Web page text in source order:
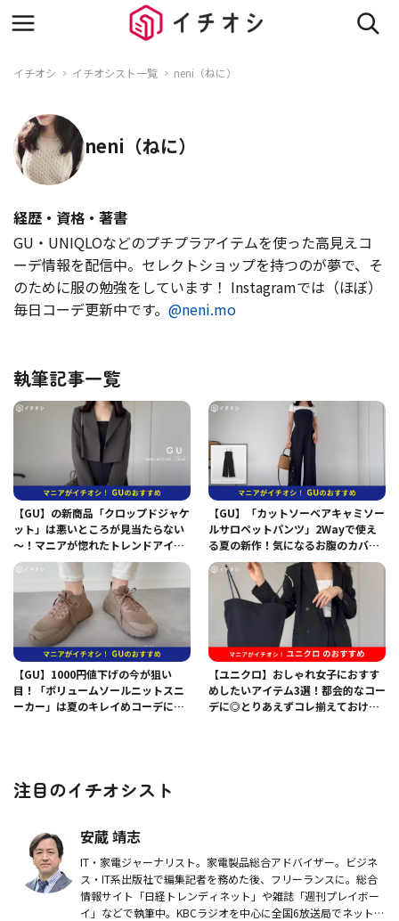
イチオシ イチオシスト一覧 neni（ねに）
neni（ねに）
経歴・資格・著書
GU・UNIQLOなどのプチプラアイテムを使った高見えコ
ーデ情報を配信中。セレクトショップを持つのが夢で、そ
のために服の勉強をしています！ Instagramでは（ほぼ）
毎日コーデ更新中です。 @neni.mo
執筆記事一覧
【GU】の新商品「クロップドジャケ
ット」は悪いところが見当たらない
～！マニアが惚れたトレンドアイテ
ム
【GU】「カットソーベアキャミソー
ルサロペットパンツ」2Wayで使え
る夏の新作！気になるお腹のカバー
もお任せ！
【GU】1000円値下げの今が狙い
目！「ボリュームソールニットスニ
ーカー」は夏のキレイめコーデにも
【ユニクロ】おしゃれ女子におすす
めしたいアイテム3選！都会的なコー
デに◎とりあえずコレ揃えておけば
注目のイチオシスト
安蔵 靖志
IT・家電ジャーナリスト。家電製品総合アドバイザー。ビジネ
ス・IT系出版社で編集記者を務めた後、フリーランスに。総合
情報サイト「日経トレンディネット」や雑誌「週刊プレイボー
イ」などで執筆中。KBCラジオを中心に全国6放送局でネットし